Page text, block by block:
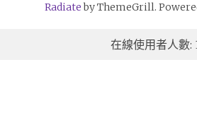
Radiateby ThemeGrill.
在線使用者人數: